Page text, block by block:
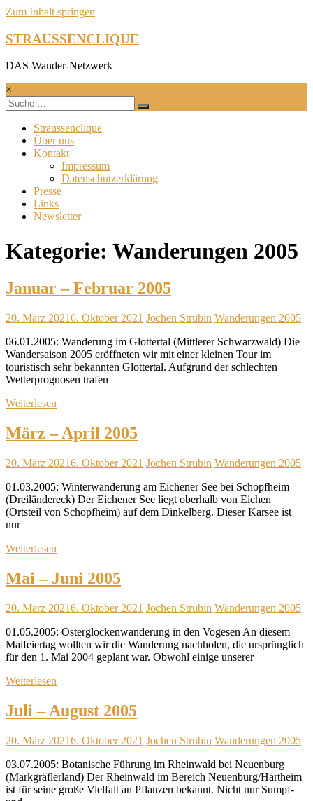
Zum Inhalt springen
STRAUSSENCLIQUE
DAS Wander-Netzwerk
×
Straussenclique
Über uns
Kontakt
Impressum
Datenschutzerklärung
Presse
Links
Newsletter
Kategorie: Wanderungen 2005
Januar – Februar 2005
20. März 20216. Oktober 2021 Jochen Strübin Wanderungen 2005
06.01.2005: Wanderung im Glottertal (Mittlerer Schwarzwald) Die
Wandersaison 2005 eröffneten wir mit einer kleinen Tour im
touristisch sehr bekannten Glottertal. Aufgrund der schlechten
Wetterprognosen trafen
Weiterlesen
März – April 2005
20. März 20216. Oktober 2021 Jochen Strübin Wanderungen 2005
01.03.2005: Winterwanderung am Eichener See bei Schopfheim
(Dreiländereck) Der Eichener See liegt oberhalb von Eichen
(Ortsteil von Schopfheim) auf dem Dinkelberg. Dieser Karsee ist
nur
Weiterlesen
Mai – Juni 2005
20. März 20216. Oktober 2021 Jochen Strübin Wanderungen 2005
01.05.2005: Osterglockenwanderung in den Vogesen An diesem
Maifeiertag wollten wir die Wanderung nachholen, die ursprünglich
für den 1. Mai 2004 geplant war. Obwohl einige unserer
Weiterlesen
Juli – August 2005
20. März 20216. Oktober 2021 Jochen Strübin Wanderungen 2005
03.07.2005: Botanische Führung im Rheinwald bei Neuenburg
(Markgräflerland) Der Rheinwald im Bereich Neuenburg/Hartheim
ist für seine große Vielfalt an Pflanzen bekannt. Nicht nur Sumpf-